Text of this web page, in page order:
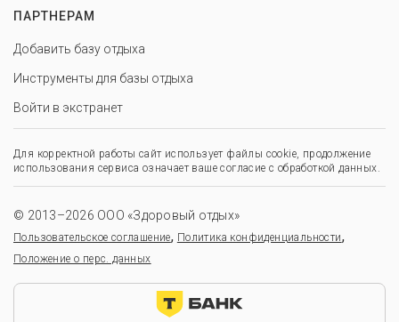
ПАРТНЕРАМ
Добавить базу отдыха
Инструменты для базы отдыха
Войти в экстранет
Для корректной работы сайт использует файлы cookie, продолжение
использования сервиса означает ваше согласие с обработкой данных.
© 2013–2026 ООО «Здоровый отдых»
Пользовательское соглашение, Политика конфиденциальности,
Положение о перс. данных